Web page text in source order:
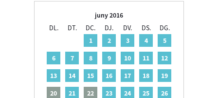
juny 2016
DL.
DT. DC. DJ. DV. DS.
DG.
1
2 3 4
5
6
7 8 9 10 11
12
13
14 15 16 17 18
19
20
21 22 23 24 25
26